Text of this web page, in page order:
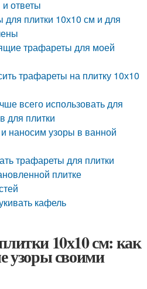
ответы
для плитки 10х10 см и для
трафареты для моей
трафареты на плитку 10х10
всего использовать для
для плитки
наносим узоры в ванной
трафареты для плитки
плитке
кафель
10х10 см: как
узоры своими